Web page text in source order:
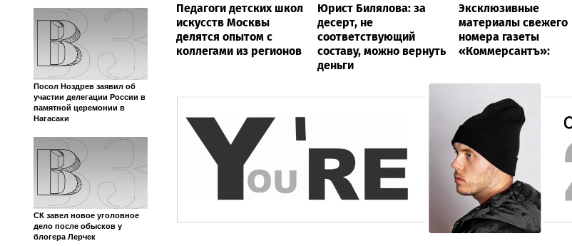
Посол Ноздрев заявил об
участии делегации России в
памятной церемонии в
Нагасаки
СК завел новое уголовное
дело после обысков у
блогера Лерчек
Педагоги детских школ
искусств Москвы
делятся опытом с
коллегами из регионов
Юрист Билялова: за
десерт, не
соответствующий
составу, можно вернуть
деньги
Эксклюзивные
материалы свежего
номера газеты
«Коммерсантъ»: